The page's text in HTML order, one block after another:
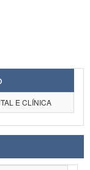
E CLÍNICA